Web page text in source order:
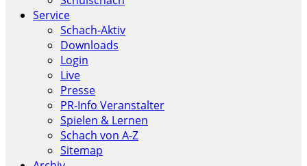
Service
Schach-Aktiv
Downloads
Login
Live
Presse
PR-Info Veranstalter
Spielen & Lernen
Schach von A-Z
Sitemap